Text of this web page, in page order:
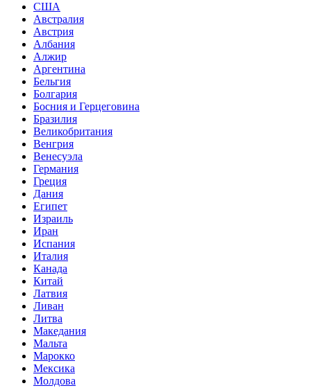
США
Австралия
Австрия
Албания
Алжир
Аргентина
Бельгия
Болгария
Босния и Герцеговина
Бразилия
Великобритания
Венгрия
Венесуэла
Германия
Греция
Дания
Египет
Израиль
Иран
Испания
Италия
Канада
Китай
Латвия
Ливан
Литва
Македания
Мальта
Марокко
Мексика
Молдова